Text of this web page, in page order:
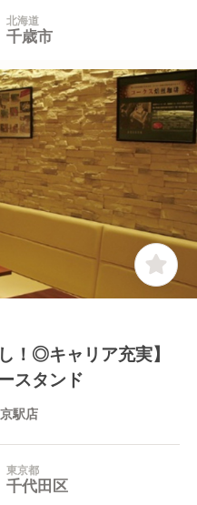
北海道
千歳市
！◎キャリア充実】
スタンド
駅店
東京都
千代田区